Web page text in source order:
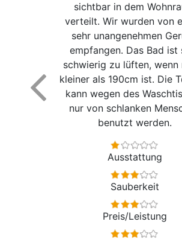
sichtbar in dem
verteilt. Wir wurden von
sehr unangenehmen
empfangen. Das Bad ist
schwierig zu lüften, wenn
kleiner als 190cm ist. Die
kann wegen des
nur von schlanken
benutzt werden.
Ausstattung
Sauberkeit
Preis/Leistung